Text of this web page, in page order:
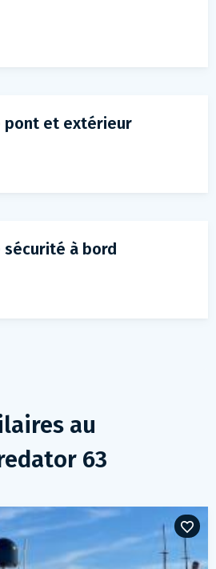
pont et extérieur
sécurité à bord
au
63